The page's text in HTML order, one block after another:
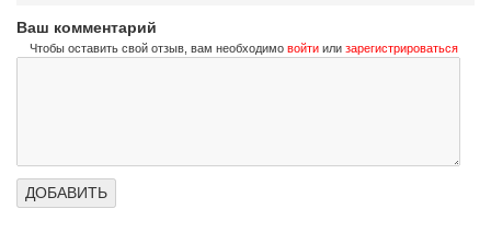
Ваш комментарий
Чтобы оставить свой отзыв, вам необходимо войти или зарегистрироваться